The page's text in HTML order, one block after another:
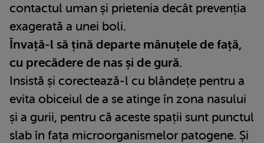
contactul uman și prietenia decât prevenția
exagerată a unei boli.
Învață-l să țină departe mânuțele de față,
cu precădere de nas și de gură.
Insistă și corectează-l cu blândețe pentru a
evita obiceiul de a se atinge în zona nasului
și a gurii, pentru că aceste spații sunt punctul
slab în fața microorganismelor patogene. Și